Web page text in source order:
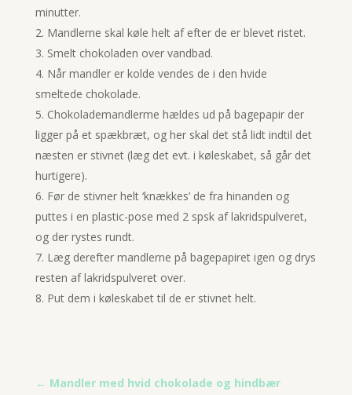
minutter.
Mandlerne skal køle helt af efter de er blevet ristet.
Smelt chokoladen over vandbad.
Når mandler er kolde vendes de i den hvide
smeltede chokolade.
Chokolademandlerme hældes ud på bagepapir der
ligger på et spækbræt, og her skal det stå lidt indtil det
næsten er stivnet (læg det evt. i køleskabet, så går det
hurtigere).
Før de stivner helt ‘knækkes’ de fra hinanden og
puttes i en plastic-pose med 2 spsk af lakridspulveret,
og der rystes rundt.
Læg derefter mandlerne på bagepapiret igen og drys
resten af lakridspulveret over.
Put dem i køleskabet til de er stivnet helt.
← Mandler med hvid chokolade og hindbær